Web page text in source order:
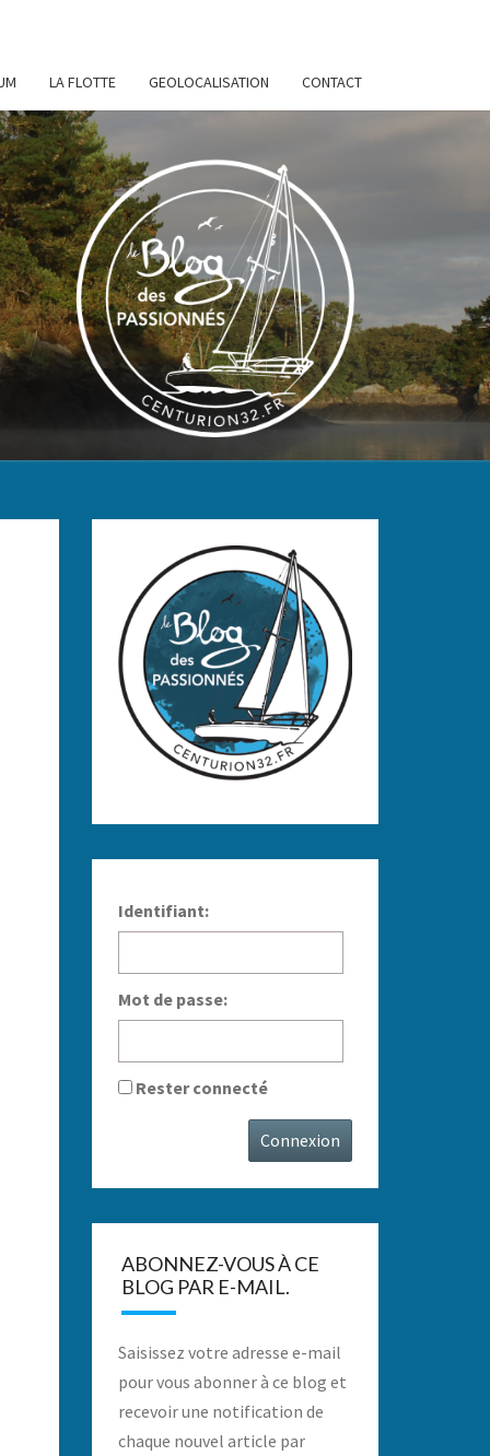
LA FLOTTE GEOLOCALISATION CONTACT
Identifiant:
Mot de passe:
Rester connecté
Connexion
ABONNEZ-VOUS À CE
BLOG PAR E-MAIL.
Saisissez votre adresse e-mail
pour vous abonner à ce blog et
recevoir une notification de
chaque nouvel article par